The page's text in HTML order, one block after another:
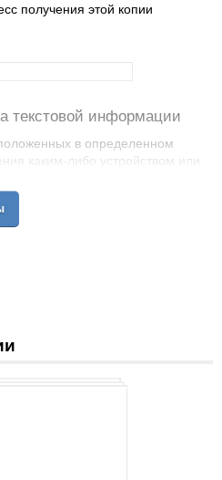
получения этой копии
текстовой информации
в определенном
каким-либо устройством или